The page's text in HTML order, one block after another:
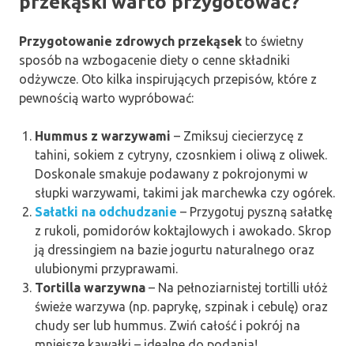
Przygotowanie zdrowych przekąsek to świetny
sposób na wzbogacenie diety o cenne składniki
odżywcze. Oto kilka inspirujących przepisów, które z
pewnością warto wypróbować:
Hummus z warzywami – Zmiksuj ciecierzycę z
tahini, sokiem z cytryny, czosnkiem i oliwą z oliwek.
Doskonale smakuje podawany z pokrojonymi w
słupki warzywami, takimi jak marchewka czy ogórek.
Sałatki na odchudzanie – Przygotuj pyszną sałatkę
z rukoli, pomidorów koktajlowych i awokado. Skrop
ją dressingiem na bazie jogurtu naturalnego oraz
ulubionymi przyprawami.
Tortilla warzywna – Na pełnoziarnistej tortilli ułóż
świeże warzywa (np. paprykę, szpinak i cebulę) oraz
chudy ser lub hummus. Zwiń całość i pokrój na